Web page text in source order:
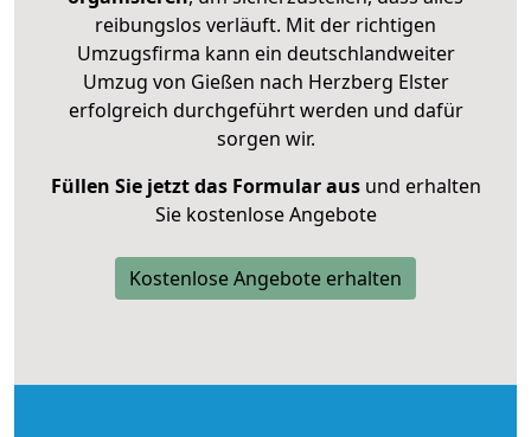
reibungslos verläuft. Mit der richtigen
Umzugsfirma kann ein deutschlandweiter
Umzug von Gießen nach Herzberg Elster
erfolgreich durchgeführt werden und dafür
sorgen wir.
Füllen Sie jetzt das Formular ausund erhalten
Sie kostenlose Angebote
Kostenlose Angebote erhalten